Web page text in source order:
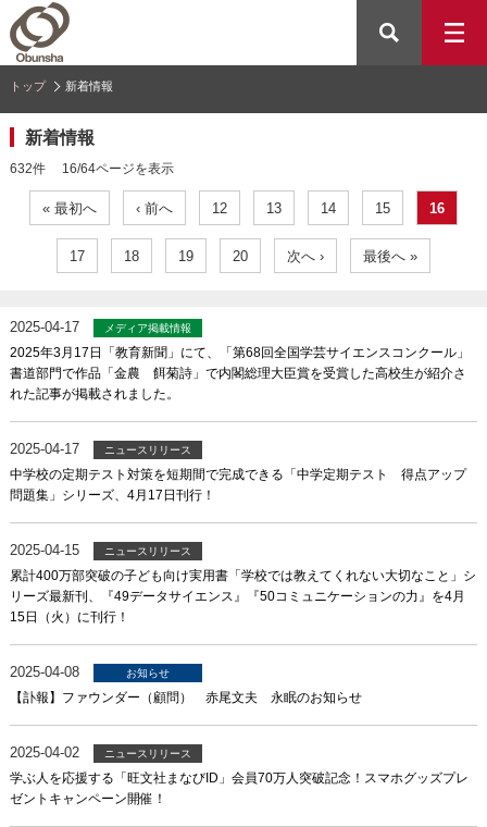
トップ 新着情報
新着情報
632件 16/64ページを表示
« 最初へ ‹ 前へ 12 13 14 15 16
17 18 19 20 次へ › 最後へ »
2025-04-17 メディア掲載情報
2025年3月17日「教育新聞」にて、「第68回全国学芸サイエンスコンクール」
書道部門で作品「金農 餌菊詩」で内閣総理大臣賞を受賞した高校生が紹介さ
れた記事が掲載されました。
2025-04-17 ニュースリリース
中学校の定期テスト対策を短期間で完成できる「中学定期テスト 得点アップ
問題集」シリーズ、4月17日刊行！
2025-04-15 ニュースリリース
累計400万部突破の子ども向け実用書「学校では教えてくれない大切なこと」シ
リーズ最新刊、『49データサイエンス』『50コミュニケーションの力』を4月
15日（火）に刊行！
2025-04-08 お知らせ
【訃報】ファウンダー（顧問） 赤尾文夫 永眠のお知らせ
2025-04-02 ニュースリリース
学ぶ人を応援する「旺文社まなびID」会員70万人突破記念！スマホグッズプレ
ゼントキャンペーン開催！